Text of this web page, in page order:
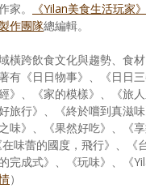
家。 《Yilan美食生活玩家》
作團隊總編輯。
橫跨飲食文化與趨勢、食
有《日日物事》、《日日三
》、《家的模樣》、《旅
旅行》、《終於嚐到真滋
味》、《果然好吃》、《
味蕾的國度，飛行》、《
完成式》、《玩味》、《
）